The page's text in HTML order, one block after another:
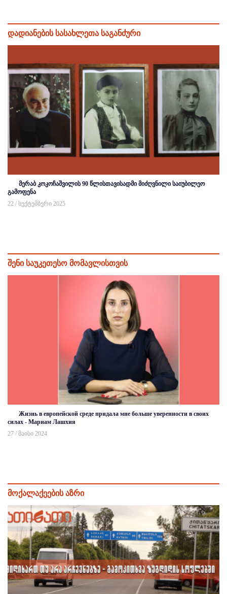
დადიანების სასახლეთა საგანძური
მერაბ კოკოჩაშვილის 90 წლისთავისადმი მიძღვნილი საიუბილეო
გამოფენა
22 / სექტემბერი 2025
შენი საუკეთესო მომავლისთვის
Жизнь в европейской среде придала мне больше уверенности в своих
силах - Мариам Лашхия
27 / მაისი 2024
მოქალაქეების აზრი